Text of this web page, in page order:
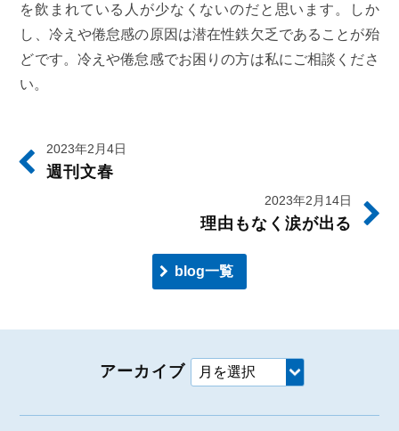
を飲まれている人が少なくないのだと思います。しか
し、冷えや倦怠感の原因は潜在性鉄欠乏であることが殆
どです。冷えや倦怠感でお困りの方は私にご相談くださ
い。
2023年2月4日
週刊文春
2023年2月14日
理由もなく涙が出る
blog一覧
アーカイブ